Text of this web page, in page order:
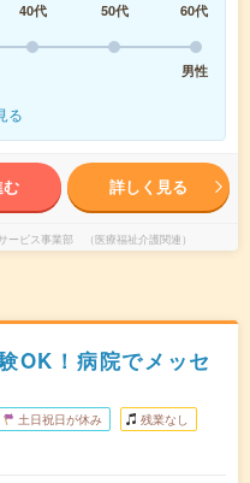
40代 50代
60代
男性
る
む 詳しく見る
ビス事業部 （医療福祉介護関連）
！病院でメッセ
土日祝日が休み 残業なし